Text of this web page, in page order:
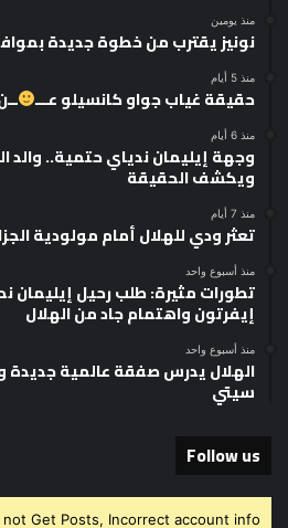
منذ يومين
نونيز يقترب من خطوة جديدة
منذ 5 أيام
حقيقة غياب جواو كانسيلو عـــ
منذ 6 أيام
وجهة إيليمان ندياي حتمية.. والد
ويكشف الحقيقة
منذ 7 أيام
تعثر ودي للهلال أمام مولودية
منذ أسبوع واحد
تطورات مثيرة: طلب رحيل إيليمان
إيفرتون واهتمام جاد من الهلال
منذ أسبوع واحد
الهلال يدرس صفقة عالمية
سيتي
Follow us
not Get Posts, Incorrect account info.